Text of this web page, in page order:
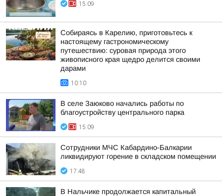
15:09
Собираясь в Карелию, приготовьтесь к
настоящему гастрономическому
путешествию: суровая природа этого
живописного края щедро делится своими
дарами
10:10
В селе Заюково начались работы по
благоустройству центрального парка
15:09
Сотрудники МЧС Кабардино-Балкарии
ликвидируют горение в складском помещении
17:48
В Нальчике продолжается капитальный